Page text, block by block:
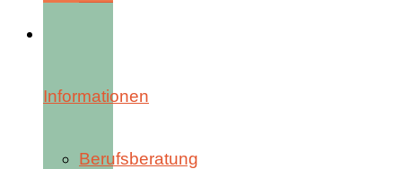
Informationen
Berufsberatung